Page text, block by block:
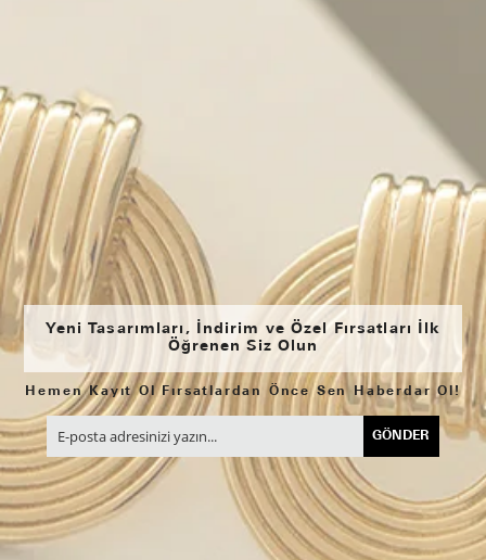
Yeni Tasarımları, İndirim ve Özel Fırsatları İlk
Öğrenen Siz Olun
Hemen Kayıt Ol Fırsatlardan Önce Sen Haberdar Ol!
GÖNDER